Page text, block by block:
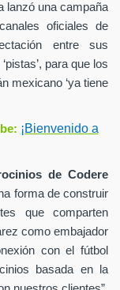
lanzó una campaña
oficiales de
entre sus
para que los
mexicano ‘ya tiene
¡Bienvenido a
de Codere
forma de construir
que comparten
como embajador
con el fútbol
basada en la